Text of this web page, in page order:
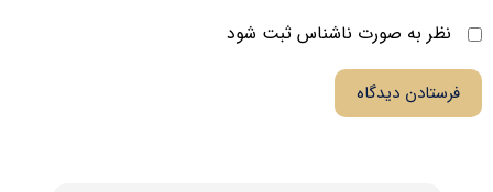
نظر به صورت ناشناس ثبت شود
فرستادن دیدگاه